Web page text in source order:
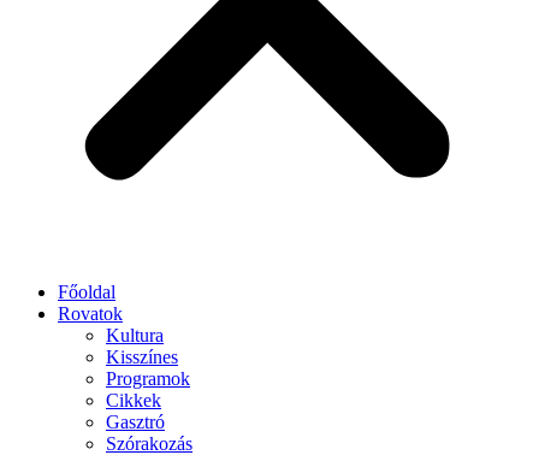
Főoldal
Rovatok
Kultura
Kisszínes
Programok
Cikkek
Gasztró
Szórakozás